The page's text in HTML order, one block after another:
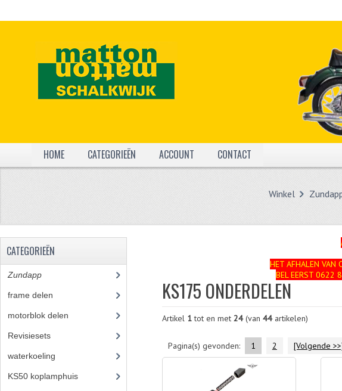
HOME
CATEGORIEËN ACCOUNT CONTACT
Winkel
HET AFHALEN VAN
BEL EERST 0622
KS175 ONDERDELEN
Artikel 1tot en met 24(van 44artikelen)
Pagina(s) gevonden: 1 2 [Volgende
CATEGORIEËN
Zundapp
frame delen
motorblok delen
Revisiesets
waterkoeling
KS50 koplamphuis